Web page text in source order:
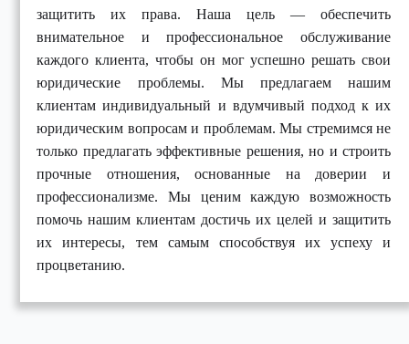
защитить их права. Наша цель — обеспечить
внимательное и профессиональное обслуживание
каждого клиента, чтобы он мог успешно решать свои
юридические проблемы. Мы предлагаем нашим
клиентам индивидуальный и вдумчивый подход к их
юридическим вопросам и проблемам. Мы стремимся не
только предлагать эффективные решения, но и строить
прочные отношения, основанные на доверии и
профессионализме. Мы ценим каждую возможность
помочь нашим клиентам достичь их целей и защитить
их интересы, тем самым способствуя их успеху и
процветанию.